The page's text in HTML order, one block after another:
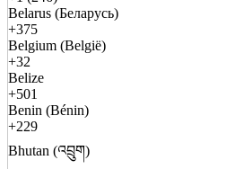
Belarus (Беларусь)
+375
Belgium (België)
+32
Belize
+501
Benin (Bénin)
+229
Bhutan (འབྲུག)